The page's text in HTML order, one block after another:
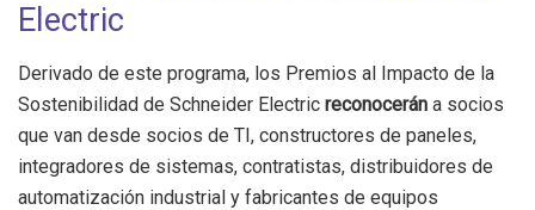
Electric
Derivado de este programa, los Premios al Impacto de la
Sostenibilidad de Schneider Electric reconocerán a socios
que van desde socios de TI, constructores de paneles,
integradores de sistemas, contratistas, distribuidores de
automatización industrial y fabricantes de equipos